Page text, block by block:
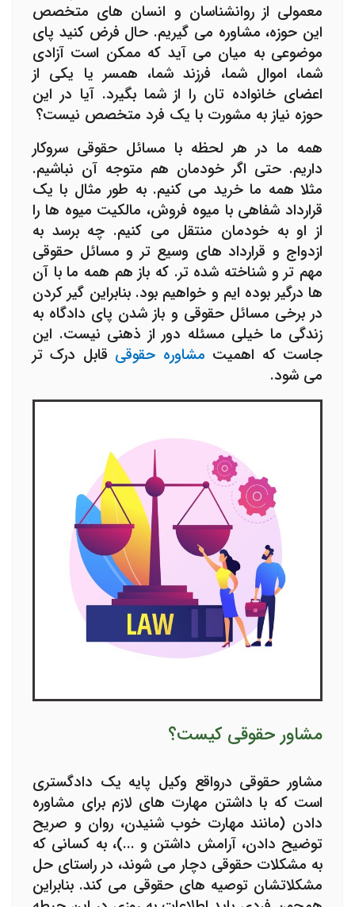
معمولی از روانشناسان و انسان های متخصص
این حوزه، مشاوره می گیریم. حال فرض کنید پای
موضوعی به میان می آید که ممکن است آزادی
شما، اموال شما، فرزند شما، همسر یا یکی از
اعضای خانواده تان را از شما بگیرد. آیا در این
حوزه نیاز به مشورت با یک فرد متخصص نیست؟
همه ما در هر لحظه با مسائل حقوقی سروکار
داریم. حتی اگر خودمان هم متوجه آن نباشیم.
مثلا همه ما خرید می کنیم. به طور مثال با یک
قرارداد شفاهی با میوه فروش، مالکیت میوه ها را
از او به خودمان منتقل می کنیم. چه برسد به
ازدواج و قرارداد های وسیع تر و مسائل حقوقی
مهم تر و شناخته شده تر. که باز هم همه ما با آن
ها درگیر بوده ایم و خواهیم بود. بنابراین گیر کردن
در برخی مسائل حقوقی و باز شدن پای دادگاه به
زندگی ما خیلی مسئله دور از ذهنی نیست. این
جاست که اهمیت مشاوره حقوقی قابل درک تر
می شود.
مشاور حقوقی کیست؟
مشاور حقوقی درواقع وکیل پایه یک دادگستری
است که با داشتن مهارت های لازم برای مشاوره
دادن (مانند مهارت خوب شنیدن، روان و صریح
توضیح دادن، آرامش داشتن و ...)، به کسانی که
به مشکلات حقوقی دچار می شوند، در راستای حل
مشکلاتشان توصیه های حقوقی می کند. بنابراین